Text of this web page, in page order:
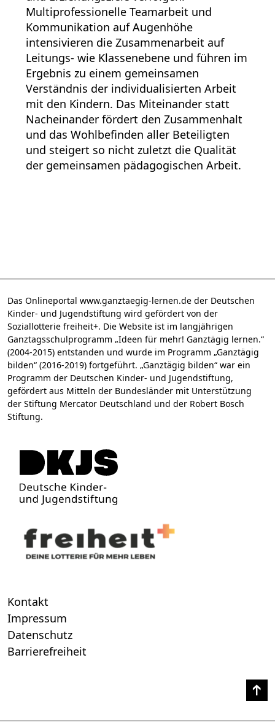
Multiprofessionelle Teamarbeit und
Kommunikation auf Augenhöhe
intensivieren die Zusammenarbeit auf
Leitungs- wie Klassenebene und führen im
Ergebnis zu einem gemeinsamen
Verständnis der individualisierten Arbeit
mit den Kindern. Das Miteinander statt
Nacheinander fördert den Zusammenhalt
und das Wohlbefinden aller Beteiligten
und steigert so nicht zuletzt die Qualität
der gemeinsamen pädagogischen Arbeit.
Das Onlineportal www.ganztaegig-lernen.de der Deutschen
Kinder- und Jugendstiftung wird gefördert von der
Soziallotterie freiheit+. Die Website ist im langjährigen
Ganztagsschulprogramm „Ideen für mehr! Ganztägig lernen.“
(2004-2015) entstanden und wurde im Programm „Ganztägig
bilden“ (2016-2019) fortgeführt. „Ganztägig bilden“ war ein
Programm der Deutschen Kinder- und Jugendstiftung,
gefördert aus Mitteln der Bundesländer mit Unterstützung
der Stiftung Mercator Deutschland und der Robert Bosch
Stiftung.
Kontakt
Impressum
Datenschutz
Barrierefreiheit